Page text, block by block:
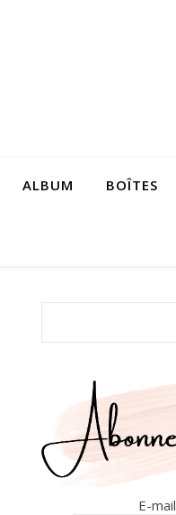
ALBUM BOÎTES
E-mail